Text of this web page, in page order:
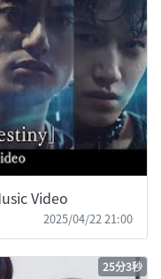
Video
2025/04/22 21:00
25分3秒